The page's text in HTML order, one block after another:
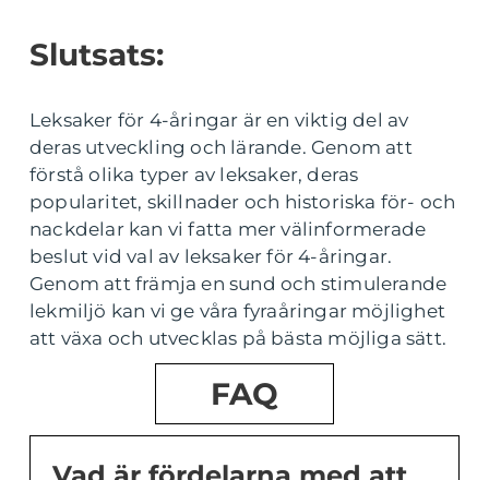
Slutsats:
Leksaker för 4-åringar är en viktig del av
deras utveckling och lärande. Genom att
förstå olika typer av leksaker, deras
popularitet, skillnader och historiska för- och
nackdelar kan vi fatta mer välinformerade
beslut vid val av leksaker för 4-åringar.
Genom att främja en sund och stimulerande
lekmiljö kan vi ge våra fyraåringar möjlighet
att växa och utvecklas på bästa möjliga sätt.
FAQ